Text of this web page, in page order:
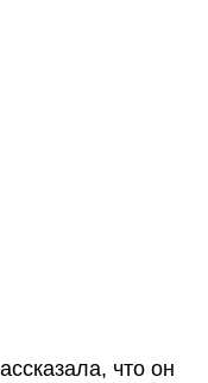
что он